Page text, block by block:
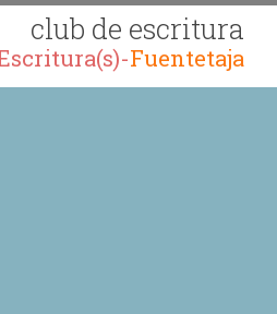
club de escritura
Fuentetaja